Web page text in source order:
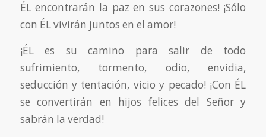
ÉL encontrarán la paz en sus corazones! ¡Sólo
con ÉL vivirán juntos en el amor!
¡ÉL es su camino para salir de todo
sufrimiento, tormento, odio, envidia,
seducción y tentación, vicio y pecado! ¡Con ÉL
se convertirán en hijos felices del Señor y
sabrán la verdad!